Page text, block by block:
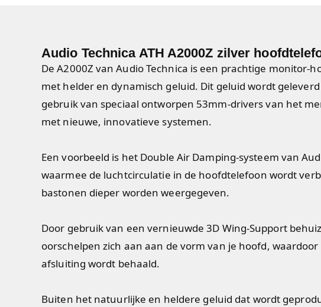
Audio Technica ATH A2000Z zilver
De A2000Z van Audio Technica is een prachtige monitor-
met helder en dynamisch geluid. Dit geluid wordt
gebruik van speciaal ontworpen 53mm-drivers van het
met nieuwe, innovatieve systemen.
Een voorbeeld is het Double Air Damping-systeem van
waarmee de luchtcirculatie in de hoofdtelefoon wordt
bastonen dieper worden weergegeven.
Door gebruik van een vernieuwde 3D Wing-Support
oorschelpen zich aan aan de vorm van je hoofd,
afsluiting wordt behaald.
Buiten het natuurlijke en heldere geluid dat wordt